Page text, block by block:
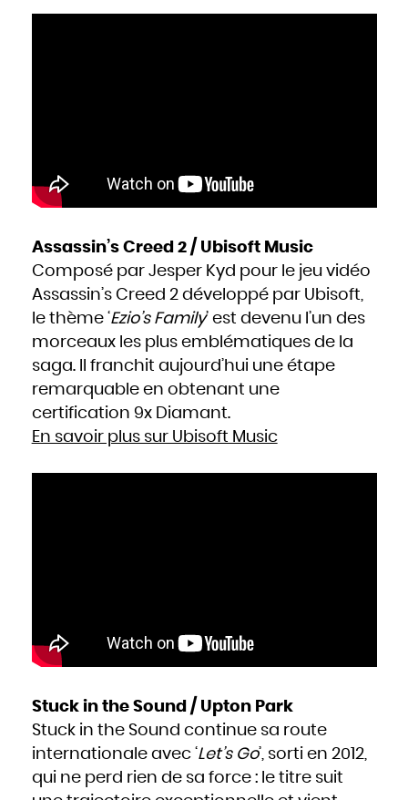
Assassin’s Creed 2 / Ubisoft Music
Composé par Jesper Kyd pour le jeu vidéo
Assassin’s Creed 2 développé par Ubisoft,
le thème ‘Ezio’s Family’ est devenu l’un des
morceaux les plus emblématiques de la
saga. Il franchit aujourd’hui une étape
remarquable en obtenant une
certification 9x Diamant.
En savoir plus sur Ubisoft Music
Stuck in the Sound / Upton Park
Stuck in the Sound continue sa route
internationale avec ‘Let’s Go’, sorti en 2012,
qui ne perd rien de sa force : le titre suit